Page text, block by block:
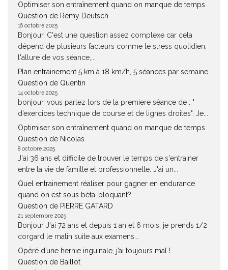
Optimiser son entraînement quand on manque de temps
Question de Rémy Deutsch
16 octobre 2025
Bonjour, C'est une question assez complexe car cela
dépend de plusieurs facteurs comme le stress quotidien,
l'allure de vos séance,...
Plan entrainement 5 km à 18 km/h, 5 séances par semaine
Question de Quentin
14 octobre 2025
bonjour, vous parlez lors de la premiere séance de : "
d’exercices technique de course et de lignes droites". Je...
Optimiser son entraînement quand on manque de temps
Question de Nicolas
8 octobre 2025
J'ai 36 ans et difficile de trouver le temps de s'entrainer
entre la vie de famille et professionnelle. J'ai un...
Quel entrainement réaliser pour gagner en endurance
quand on est sous béta-bloquant?
Question de PIERRE GATARD
21 septembre 2025
Bonjour J'ai 72 ans et depuis 1 an et 6 mois, je prends 1/2
corgard le matin suite aux examens...
Opéré d’une hernie inguinale, j’ai toujours mal !
Question de Baillot